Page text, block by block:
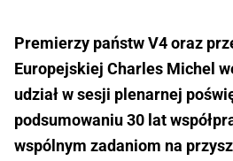
Premierzy państw V4 oraz
Europejskiej Charles Michel
udział w sesji plenarnej
podsumowaniu 30 lat
wspólnym zadaniom na